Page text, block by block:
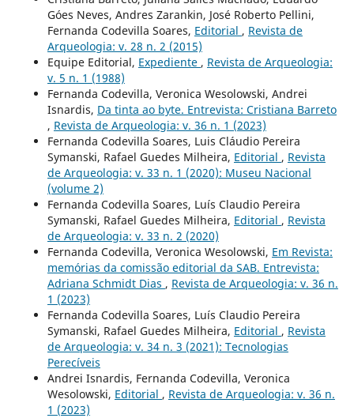
Góes Neves, Andres Zarankin, José Roberto Pellini,
Fernanda Codevilla Soares, Editorial , Revista de
Arqueologia: v. 28 n. 2 (2015)
Equipe Editorial, Expediente , Revista de Arqueologia:
v. 5 n. 1 (1988)
Fernanda Codevilla, Veronica Wesolowski, Andrei
Isnardis, Da tinta ao byte. Entrevista: Cristiana Barreto
, Revista de Arqueologia: v. 36 n. 1 (2023)
Fernanda Codevilla Soares, Luis Cláudio Pereira
Symanski, Rafael Guedes Milheira, Editorial , Revista
de Arqueologia: v. 33 n. 1 (2020): Museu Nacional
(volume 2)
Fernanda Codevilla Soares, Luís Claudio Pereira
Symanski, Rafael Guedes Milheira, Editorial , Revista
de Arqueologia: v. 33 n. 2 (2020)
Fernanda Codevilla, Veronica Wesolowski, Em Revista:
memórias da comissão editorial da SAB. Entrevista:
Adriana Schmidt Dias , Revista de Arqueologia: v. 36 n.
1 (2023)
Fernanda Codevilla Soares, Luís Claudio Pereira
Symanski, Rafael Guedes Milheira, Editorial , Revista
de Arqueologia: v. 34 n. 3 (2021): Tecnologias
Perecíveis
Andrei Isnardis, Fernanda Codevilla, Veronica
Wesolowski, Editorial , Revista de Arqueologia: v. 36 n.
1 (2023)